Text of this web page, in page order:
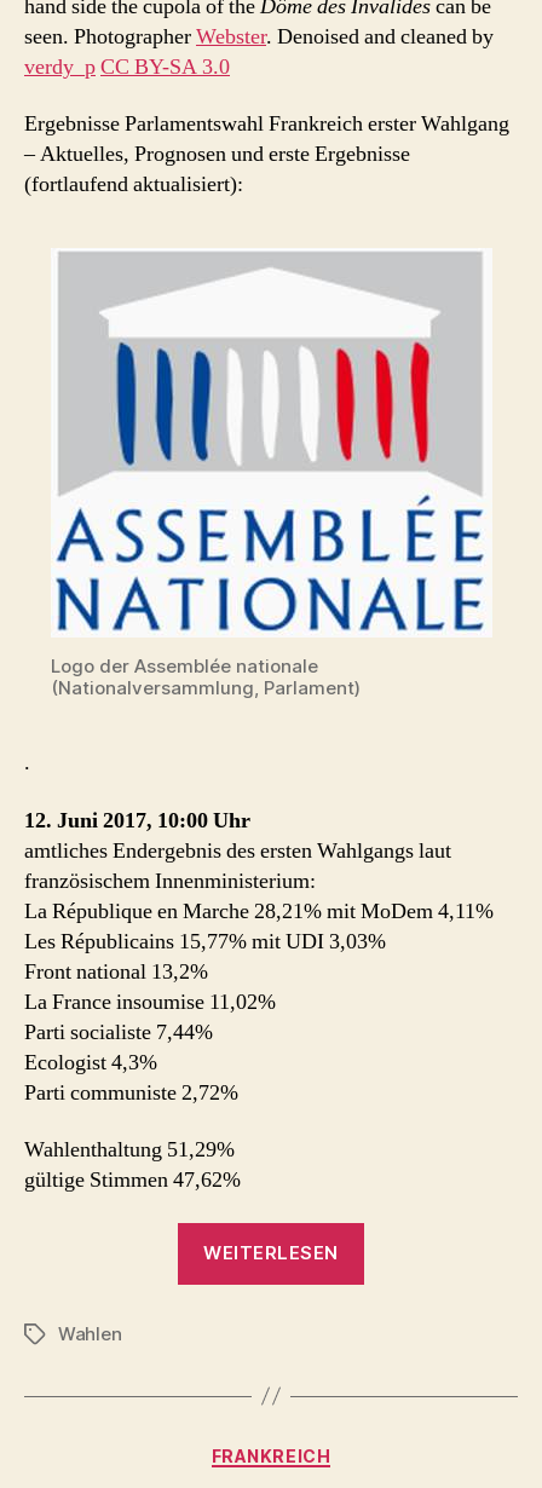
hand side the cupola of theDôme des Invalidescan be
seen. PhotographerWebster. Denoised and cleaned by
verdy_pCC BY-SA 3.0
Ergebnisse Parlamentswahl Frankreich erster Wahlgang
– Aktuelles, Prognosen und erste Ergebnisse
(fortlaufend aktualisiert):
Logo der Assemblée nationale
(Nationalversammlung, Parlament)
.
12. Juni 2017, 10:00 Uhr
amtliches Endergebnis des ersten Wahlgangs laut
französischem Innenministerium:
La République en Marche 28,21% mit MoDem 4,11%
Les Républicains 15,77% mit UDI 3,03%
Front national 13,2%
La France insoumise 11,02%
Parti socialiste 7,44%
Ecologist 4,3%
Parti communiste 2,72%
Wahlenthaltung 51,29%
gültige Stimmen 47,62%
WEITERLESEN
Ergebnisse
Schlagwörter
Wahlen
Kategorien
FRANKREICH